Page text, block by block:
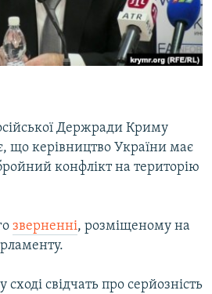
КРИМУ
Держради Криму
що керівництво України має
конфлікт на територію
зверненні, розміщеному на
сході свідчать про серйозність